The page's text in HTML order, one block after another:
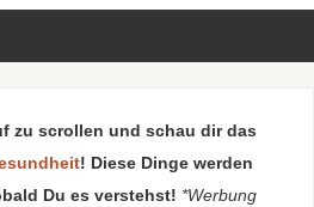
zu scrollen und schau dir das
! Diese Dinge werden
Du es verstehst! *Werbung